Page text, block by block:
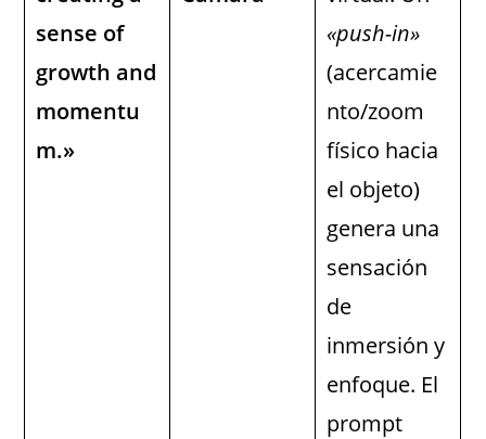
sense of
growth and
momentu
m.»
«push-in»
(acercamie
nto/zoom
físico hacia
el objeto)
genera una
sensación
de
inmersión y
enfoque. El
prompt